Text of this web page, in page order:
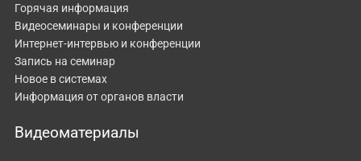
Горячая информация
Видеосеминары и конференции
Интернет-интервью и конференции
Запись на семинар
Новое в системах
Информация от органов власти
Видеоматериалы